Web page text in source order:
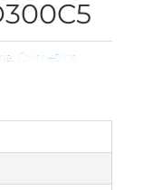
Oxímetros